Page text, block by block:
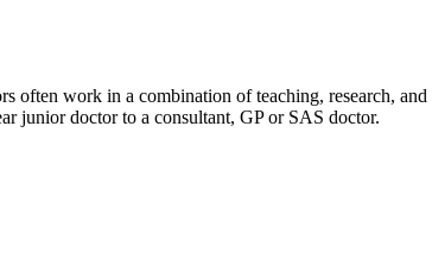
often work in a combination of teaching, research,
junior doctor to a consultant, GP or SAS doctor.